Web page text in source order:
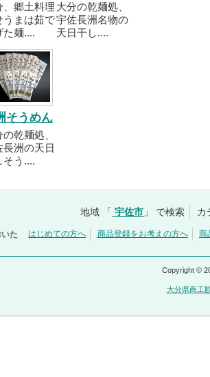
、郷土料理
うまは茹で
た麺....
大分の乾麺処、
宇佐長洲名物の
天日干し....
そうめん
の乾麺処、
長洲の天日
そう....
地域 「 宇佐市 」 で検索 カ
た はじめての方へ 商品登録をお考えの方へ 商
Copyright ©
大分県商工